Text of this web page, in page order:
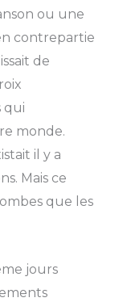
ou une
contrepartie
de
qui
monde.
il y a
Mais ce
que les
jours